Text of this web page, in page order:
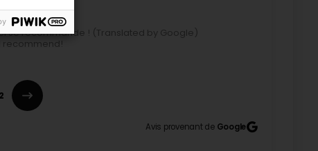
Je recommande ! (Translated by Google)
recommend!
vivement (Translated by Google) Very good
2
Avis provenant de Google